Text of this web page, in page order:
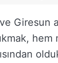
Giresun
hem